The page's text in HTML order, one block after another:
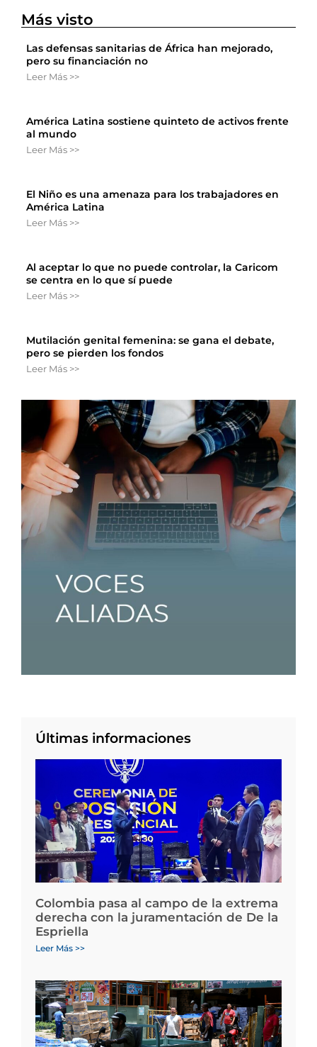
Más visto
Las defensas sanitarias de África han mejorado,
pero su financiación no
Leer Más >>
América Latina sostiene quinteto de activos frente
al mundo
Leer Más >>
El Niño es una amenaza para los trabajadores en
América Latina
Leer Más >>
Al aceptar lo que no puede controlar, la Caricom
se centra en lo que sí puede
Leer Más >>
Mutilación genital femenina: se gana el debate,
pero se pierden los fondos
Leer Más >>
Últimas informaciones
Colombia pasa al campo de la extrema
derecha con la juramentación de De la
Espriella
Leer Más >>